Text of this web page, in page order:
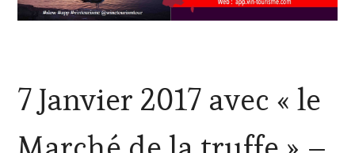
INVITATIONS
&
WINE
7 Janvier 2017 avec « le